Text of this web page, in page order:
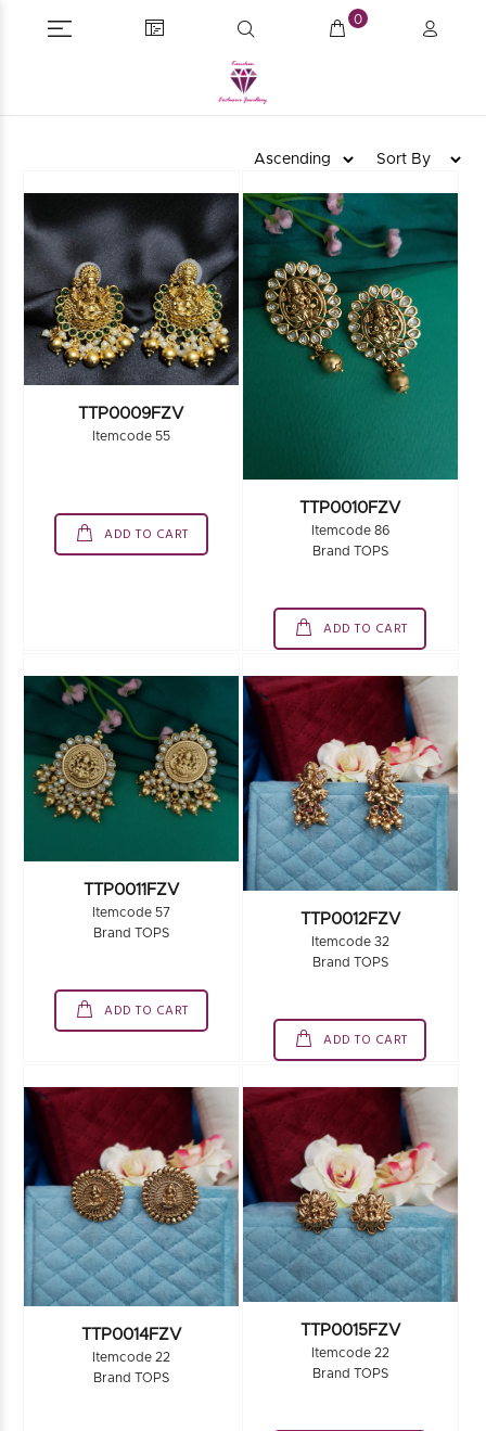
0
TTP0009FZV
Itemcode 55
ADD TO CART
TTP0010FZV
Itemcode 86
Brand TOPS
ADD TO CART
TTP0011FZV
Itemcode 57
Brand TOPS
ADD TO CART
TTP0012FZV
Itemcode 32
Brand TOPS
ADD TO CART
TTP0014FZV
Itemcode 22
Brand TOPS
TTP0015FZV
Itemcode 22
Brand TOPS